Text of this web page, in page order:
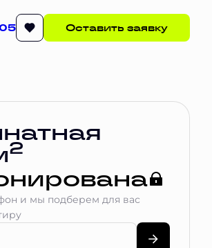
Оставить заявку
Квартира забронирована
2
и мы подберем для вас